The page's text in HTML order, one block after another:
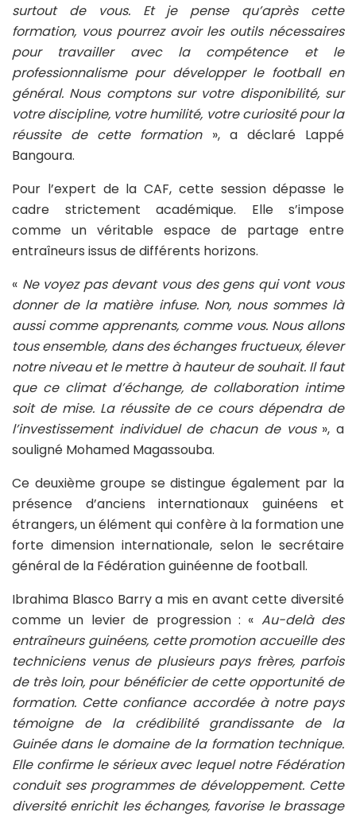
surtout de vous. Et je pense qu’après cette
formation, vous pourrez avoir les outils nécessaires
pour travailler avec la compétence et le
professionnalisme pour développer le football en
général. Nous comptons sur votre disponibilité, sur
votre discipline, votre humilité, votre curiosité pour la
réussite de cette formation», a déclaré Lappé
Bangoura.
Pour l’expert de la CAF, cette session dépasse le
cadre strictement académique. Elle s’impose
comme un véritable espace de partage entre
entraîneurs issus de différents horizons.
« Ne voyez pas devant vous des gens qui vont vous
donner de la matière infuse. Non, nous sommes là
aussi comme apprenants, comme vous. Nous allons
tous ensemble, dans des échanges fructueux, élever
notre niveau et le mettre à hauteur de souhait. Il faut
que ce climat d’échange, de collaboration intime
soit de mise. La réussite de ce cours dépendra de
l’investissement individuel de chacun de vous», a
souligné Mohamed Magassouba.
Ce deuxième groupe se distingue également par la
présence d’anciens internationaux guinéens et
étrangers, un élément qui confère à la formation une
forte dimension internationale, selon le secrétaire
général de la Fédération guinéenne de football.
Ibrahima Blasco Barry a mis en avant cette diversité
comme un levier de progression : « Au-delà des
entraîneurs guinéens, cette promotion accueille des
techniciens venus de plusieurs pays frères, parfois
de très loin, pour bénéficier de cette opportunité de
formation. Cette confiance accordée à notre pays
témoigne de la crédibilité grandissante de la
Guinée dans le domaine de la formation technique.
Elle confirme le sérieux avec lequel notre Fédération
conduit ses programmes de développement. Cette
diversité enrichit les échanges, favorise le brassage